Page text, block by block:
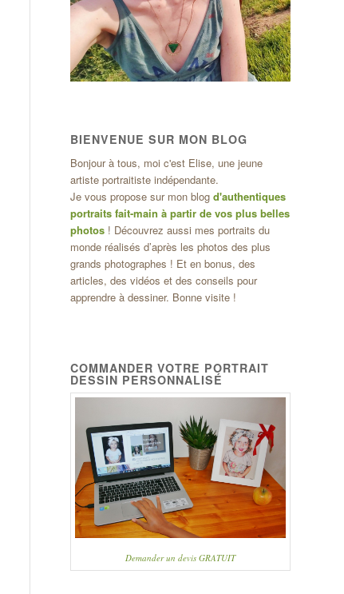
BIENVENUE SUR MON BLOG
Bonjour à tous, moi c'est Elise, une jeune
artiste portraitiste indépendante.
Je vous propose sur mon blogd'authentiques
portraits fait-main à partir de vos plus belles
photos ! Découvrez aussi mes portraits du
monde réalisés d’après les photos des plus
grands photographes ! Et en bonus, des
articles, des vidéos et des conseils pour
apprendre à dessiner. Bonne visite !
COMMANDER VOTRE PORTRAIT
DESSIN PERSONNALISÉ
Demander un devis GRATUIT